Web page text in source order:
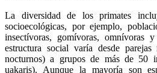
La diversidad de los primates
socioecológicas, por ejemplo,
insectívoras, gomívoras, omnívoras
estructura social varía desde
nocturnos) a grupos de más de 50
uakaris). Aunque la mayoría son